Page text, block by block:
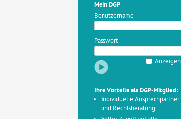
Mein DGP
Benutzername
Passwort
Anzeigen
Ihre Vorteile als DGP-Mitglied:
Individuelle Ansprechpartner
und Rechtsberatung